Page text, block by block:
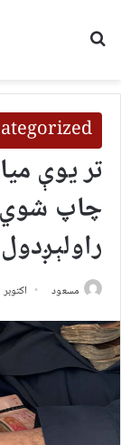
چاپ شوي
مسعود اکتوبر 27, 2022